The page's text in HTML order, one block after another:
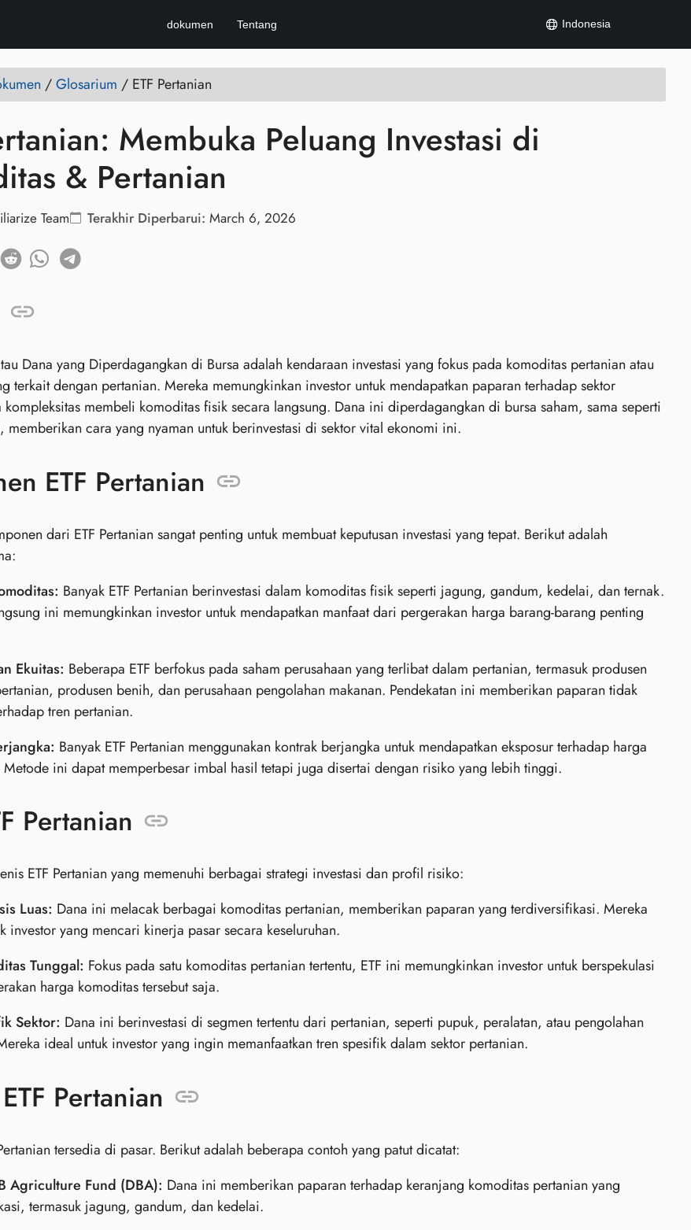
dokumen Tentang Indonesia
/Glosarium / ETF Pertanian
Membuka Peluang Investasi di
& Pertanian
Team Terakhir Diperbarui: March 6, 2026
Dana yang Diperdagangkan di Bursa adalah kendaraan investasi yang fokus pada komoditas pertanian atau
terkait dengan pertanian. Mereka memungkinkan investor untuk mendapatkan paparan terhadap sektor
kompleksitas membeli komoditas fisik secara langsung. Dana ini diperdagangkan di bursa saham, sama seperti
memberikan cara yang nyaman untuk berinvestasi di sektor vital ekonomi ini.
ETF Pertanian
dari ETF Pertanian sangat penting untuk membuat keputusan investasi yang tepat. Berikut adalah
Banyak ETF Pertanian berinvestasi dalam komoditas fisik seperti jagung, gandum, kedelai, dan ternak.
ini memungkinkan investor untuk mendapatkan manfaat dari pergerakan harga barang-barang penting
Ekuitas: Beberapa ETF berfokus pada saham perusahaan yang terlibat dalam pertanian, termasuk produsen
produsen benih, dan perusahaan pengolahan makanan. Pendekatan ini memberikan paparan tidak
tren pertanian.
Banyak ETF Pertanian menggunakan kontrak berjangka untuk mendapatkan eksposur terhadap harga
Metode ini dapat memperbesar imbal hasil tetapi juga disertai dengan risiko yang lebih tinggi.
Pertanian
ETF Pertanian yang memenuhi berbagai strategi investasi dan profil risiko:
Luas: Dana ini melacak berbagai komoditas pertanian, memberikan paparan yang terdiversifikasi. Mereka
investor yang mencari kinerja pasar secara keseluruhan.
Tunggal: Fokus pada satu komoditas pertanian tertentu, ETF ini memungkinkan investor untuk berspekulasi
harga komoditas tersebut saja.
Sektor: Dana ini berinvestasi di segmen tertentu dari pertanian, seperti pupuk, peralatan, atau pengolahan
ideal untuk investor yang ingin memanfaatkan tren spesifik dalam sektor pertanian.
Pertanian
tersedia di pasar. Berikut adalah beberapa contoh yang patut dicatat:
Agriculture Fund (DBA): Dana ini memberikan paparan terhadap keranjang komoditas pertanian yang
termasuk jagung, gandum, dan kedelai.